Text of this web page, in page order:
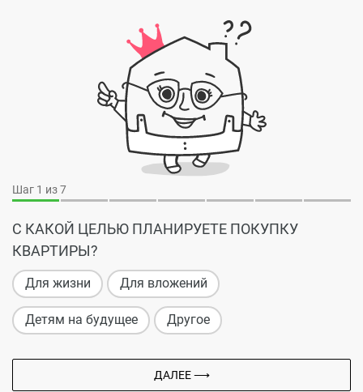
Шаг 1 из 7
С КАКОЙ ЦЕЛЬЮ ПЛАНИРУЕТЕ ПОКУПКУ
КВАРТИРЫ?
Для жизни Для вложений
Детям на будущее Другое
ДАЛЕЕ ⟶